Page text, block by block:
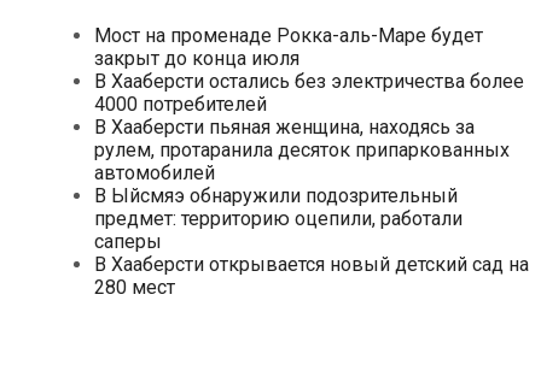
Мост на променаде Рокка-аль-Маре будет
закрыт до конца июля
В Хааберсти остались без электричества более
4000 потребителей
В Хааберсти пьяная женщина, находясь за
рулем, протаранила десяток припаркованных
автомобилей
В Ыйсмяэ обнаружили подозрительный
предмет: территорию оцепили, работали
саперы
В Хааберсти открывается новый детский сад на
280 мест